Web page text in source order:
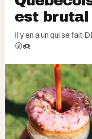
est brutal
Il y en a un qui se fait
😲🍩